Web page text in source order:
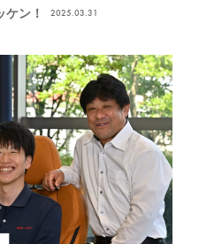
総合研究所】
ケン！ 2025.03.31